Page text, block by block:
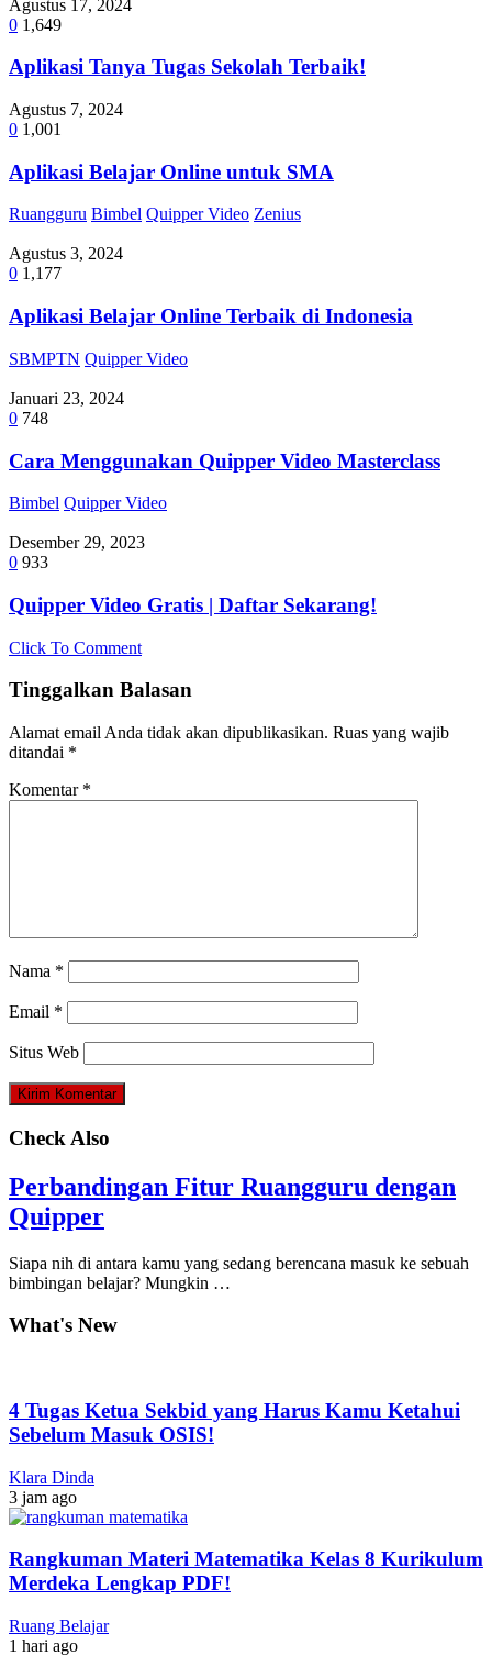
Agustus 17, 2024
0 1,649
Aplikasi Tanya Tugas Sekolah Terbaik!
Agustus 7, 2024
0 1,001
Aplikasi Belajar Online untuk SMA
Ruangguru Bimbel Quipper Video Zenius
Agustus 3, 2024
0 1,177
Aplikasi Belajar Online Terbaik di Indonesia
SBMPTN Quipper Video
Januari 23, 2024
0 748
Cara Menggunakan Quipper Video Masterclass
Bimbel Quipper Video
Desember 29, 2023
0 933
Quipper Video Gratis | Daftar Sekarang!
Click To Comment
Tinggalkan Balasan
Alamat email Anda tidak akan dipublikasikan. Ruas yang wajib
ditandai *
Komentar *
Nama *
Email *
Situs Web
Check Also
Perbandingan Fitur Ruangguru dengan
Quipper
Siapa nih di antara kamu yang sedang berencana masuk ke sebuah
bimbingan belajar? Mungkin …
What's New
4 Tugas Ketua Sekbid yang Harus Kamu Ketahui
Sebelum Masuk OSIS!
Klara Dinda
3 jam ago
Rangkuman Materi Matematika Kelas 8 Kurikulum
Merdeka Lengkap PDF!
Ruang Belajar
1 hari ago